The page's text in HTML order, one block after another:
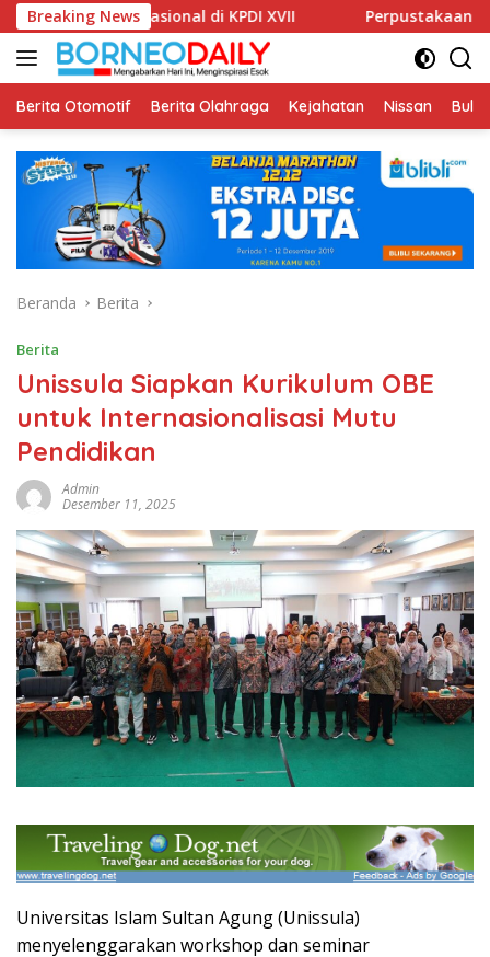
Langsung
ke
konten
Breaking News
di KPDI XVII Perpustakaan Unissula Terpilih
Berita Otomotif Berita Olahraga Kejahatan Nissan
Beranda Berita
Berita
Unissula Siapkan Kurikulum OBE
untuk Internasionalisasi Mutu
Pendidikan
Admin
Desember 11, 2025
Universitas Islam Sultan Agung (Unissula)
menyelenggarakan workshop dan seminar